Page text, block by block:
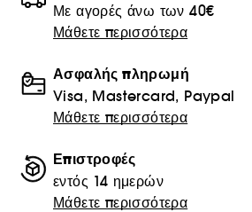
Με αγορές άνω των 40€
Μάθετε περισσότερα
Ασφαλής πληρωμή
Visa, Mastercard, Paypal
Μάθετε περισσότερα
Επιστροφές
εντός 14 ημερών
Μάθετε περισσότερα